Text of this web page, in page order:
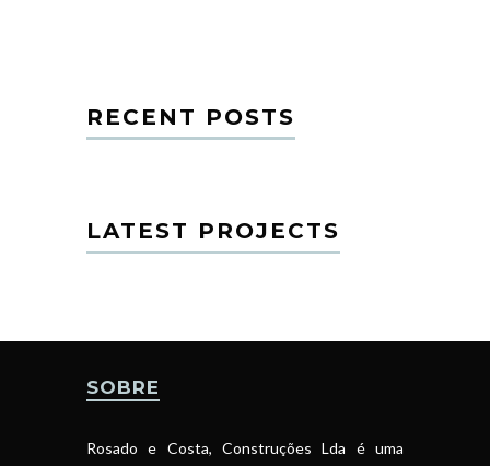
RECENT POSTS
LATEST PROJECTS
SOBRE
Rosado e Costa, Construções Lda é uma